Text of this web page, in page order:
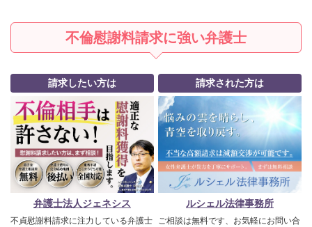
不倫慰謝料請求に強い弁護士
請求したい方は
弁護士法人ジェネシス
不貞慰謝料請求に注力している弁護士
請求された方は
ルシェル法律事務所
ご相談は無料です、お気軽にお問い合